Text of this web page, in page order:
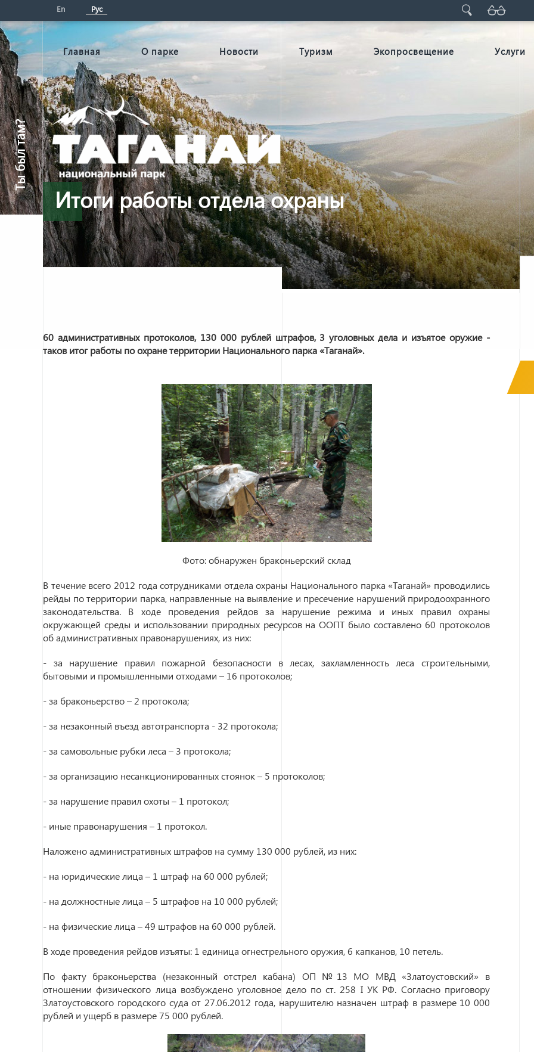
En Рус
Главная О парке Новости Туризм Экопросвещение Услуги
Итоги работы отдела охраны
Ты был там?
60 административных протоколов, 130 000 рублей штрафов, 3 уголовных дела и изъятое оружие -
таков итог работы по охране территории Национального парка «Таганай».
Фото: обнаружен браконьерский склад
В течение всего 2012 года сотрудниками отдела охраны Национального парка «Таганай» проводились
рейды по территории парка, направленные на выявление и пресечение нарушений природоохранного
законодательства. В ходе проведения рейдов за нарушение режима и иных правил охраны
окружающей среды и использовании природных ресурсов на ООПТ было составлено 60 протоколов
об административных правонарушениях, из них:
- за нарушение правил пожарной безопасности в лесах, захламленность леса строительными,
бытовыми и промышленными отходами – 16 протоколов;
- за браконьерство – 2 протокола;
- за незаконный въезд автотранспорта - 32 протокола;
- за самовольные рубки леса – 3 протокола;
- за организацию несанкционированных стоянок – 5 протоколов;
- за нарушение правил охоты – 1 протокол;
- иные правонарушения – 1 протокол.
Наложено административных штрафов на сумму 130 000 рублей, из них:
- на юридические лица – 1 штраф на 60 000 рублей;
- на должностные лица – 5 штрафов на 10 000 рублей;
- на физические лица – 49 штрафов на 60 000 рублей.
В ходе проведения рейдов изъяты: 1 единица огнестрельного оружия, 6 капканов, 10 петель.
По факту браконьерства (незаконный отстрел кабана) ОП №13 МО МВД «Златоустовский» в
отношении физического лица возбуждено уголовное дело по ст. 258 I УК РФ. Согласно приговору
Златоустовского городского суда от 27.06.2012 года, нарушителю назначен штраф в размере 10 000
рублей и ущерб в размере 75 000 рублей.